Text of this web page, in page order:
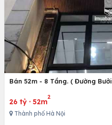
Bán 52m - 8 Tầng. ( Đường
26 tỷ · 52m
2
Thành phố Hà Nội